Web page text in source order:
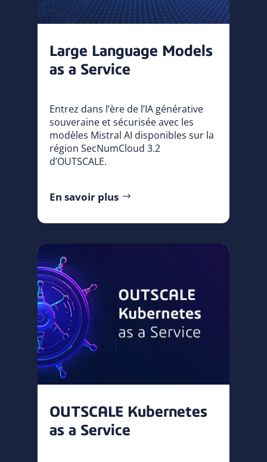
Large Language Models
as a Service
Entrez dans l’ère de l’IA générative
souveraine et sécurisée avec les
modèles Mistral AI disponibles sur la
région SecNumCloud 3.2
d’OUTSCALE.
En savoir plus
OUTSCALE Kubernetes
as a Service